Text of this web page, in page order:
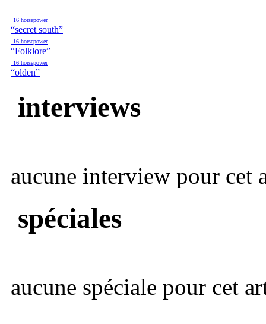
16 horsepower
“secret south”
16 horsepower
“Folklore”
16 horsepower
“olden”
interviews
aucune interview pour cet
spéciales
aucune spéciale pour cet